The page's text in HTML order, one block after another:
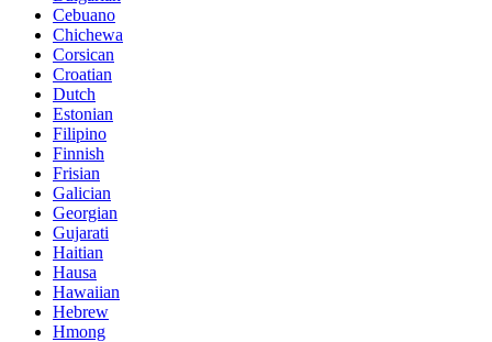
Cebuano
Chichewa
Corsican
Croatian
Dutch
Estonian
Filipino
Finnish
Frisian
Galician
Georgian
Gujarati
Haitian
Hausa
Hawaiian
Hebrew
Hmong